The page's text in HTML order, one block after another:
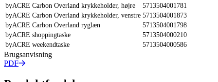
byACRE Carbon Overland krykkeholder, højre
5713504001781
byACRE Carbon Overland krykkeholder, venstre 5713504001873
byACRE Carbon Overland ryglæn
5713504001798
byACRE shoppingtaske
5713504000210
byACRE weekendtaske
5713504000586
Brugsanvisning
PDF